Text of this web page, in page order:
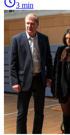
3 min